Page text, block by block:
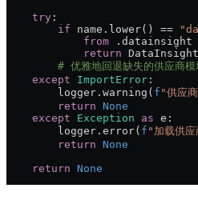
    try
:
        if
name.lower() ==
            from
.datainsight
            return
# 优雅地回退缺失的供应商模
    except
ImportError :
        logger.warning(
f "供应
        return
None
    except
Exception as e:
        logger.error(
f "加载供
        return
None
    return
None